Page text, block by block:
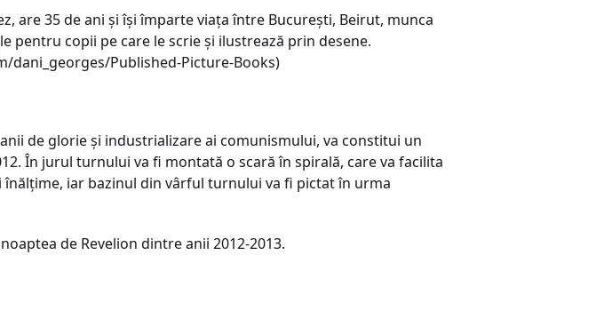
are 35 de ani şi îşi împarte viaţa între Bucureşti, Beirut, munca
pentru copii pe care le scrie şi ilustrează prin desene.
Published-Picture-Books)
de glorie şi industrializare ai comunismului, va constitui un
În jurul turnului va fi montată o scară în spirală, care va facilita
iar bazinul din vârful turnului va fi pictat în urma
de Revelion dintre anii 2012-2013.